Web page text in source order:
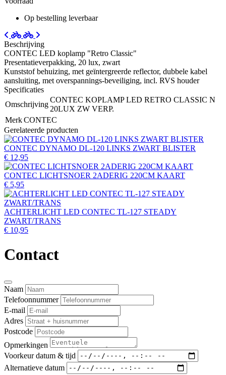
Op bestelling leverbaar
Beschrijving
CONTEC LED koplamp "Retro Classic"
Presentatieverpakking, 20 lux, zwart
Kunststof behuizing, met geïntergreerde reflector, dubbele kabel
aansluiting, met overspannings-beveiliging, incl. RVS houder
Specificaties
Omschrijving
CONTEC KOPLAMP LED RETRO CLASSIC N
20LUX ZW VERP.
MerkCONTEC
Gerelateerde producten
CONTEC DYNAMO DL-120 LINKS ZWART BLISTER
€ 12,95
CONTEC LICHTSNOER 2ADERIG 220CM KAART
€ 5,95
ACHTERLICHT LED CONTEC TL-127 STEADY
ZWART/TRANS
€ 10,95
Contact
Naam
Telefoonnummer
E-mail
Adres
Postcode
Opmerkingen
Voorkeur datum & tijd
Alternatieve datum